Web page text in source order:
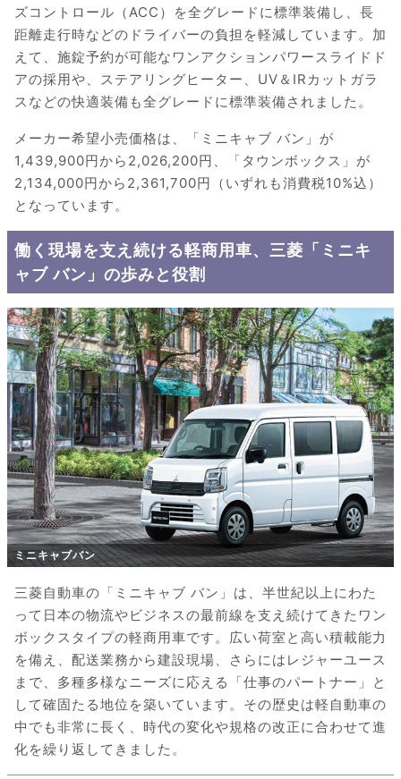
ズコントロール（ACC）を全グレードに標準装備し、長
距離走行時などのドライバーの負担を軽減しています。加
えて、施錠予約が可能なワンアクションパワースライドド
アの採用や、ステアリングヒーター、UV＆IRカットガラ
スなどの快適装備も全グレードに標準装備されました。
メーカー希望小売価格は、「ミニキャブ バン」が
1,439,900円から2,026,200円、「タウンボックス」が
2,134,000円から2,361,700円（いずれも消費税10%込）
となっています。
働く現場を支え続ける軽商用車、三菱「ミニキ
ャブ バン」の歩みと役割
ミニキャブバン
三菱自動車の「ミニキャブ バン」は、半世紀以上にわた
って日本の物流やビジネスの最前線を支え続けてきたワン
ボックスタイプの軽商用車です。広い荷室と高い積載能力
を備え、配送業務から建設現場、さらにはレジャーユース
まで、多種多様なニーズに応える「仕事のパートナー」と
して確固たる地位を築いています。その歴史は軽自動車の
中でも非常に長く、時代の変化や規格の改正に合わせて進
化を繰り返してきました。